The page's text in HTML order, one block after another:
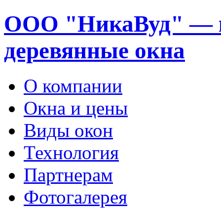
ООО "НикаВуд" —
деревянные окна
О компании
Окна и цены
Виды окон
Технология
Партнерам
Фотогалерея